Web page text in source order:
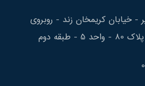
کریمخان زند - روبروی
دوم